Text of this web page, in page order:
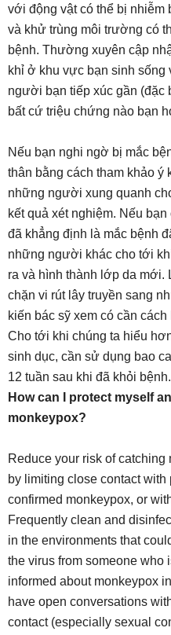
với động vật có thể bị
và khử trùng môi trường có
bệnh. Thường xuyên cập
khỉ ở khu vực bạn sinh
người bạn tiếp xúc gần (đặc
bất cứ triệu chứng nào bạn
Nếu bạn nghi ngờ bị mắc
thân bằng cách tham khảo
những người xung quanh
kết quả xét nghiệm. Nếu
đã khẳng định là mắc bệnh
những người khác cho tới
ra và hình thành lớp da mới.
chặn vi rút lây truyền sang
kiến bác sỹ xem có cần
Cho tới khi chúng ta hiểu
sinh dục, cần sử dụng bao
12 tuần sau khi đã khỏi bệnh.
How can I protect myself
monkeypox?
Reduce your risk of
by limiting close contact
confirmed monkeypox, or
Frequently clean and
in the environments that
the virus from someone who
informed about monkeypox
have open conversations
contact (especially sexual